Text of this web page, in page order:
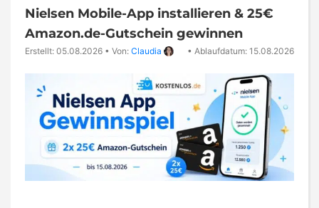
Nielsen Mobile-App installieren & 25€
Amazon.de-Gutschein gewinnen
Erstellt: 05.08.2026 • Von: Claudia • Ablaufdatum: 15.08.2026